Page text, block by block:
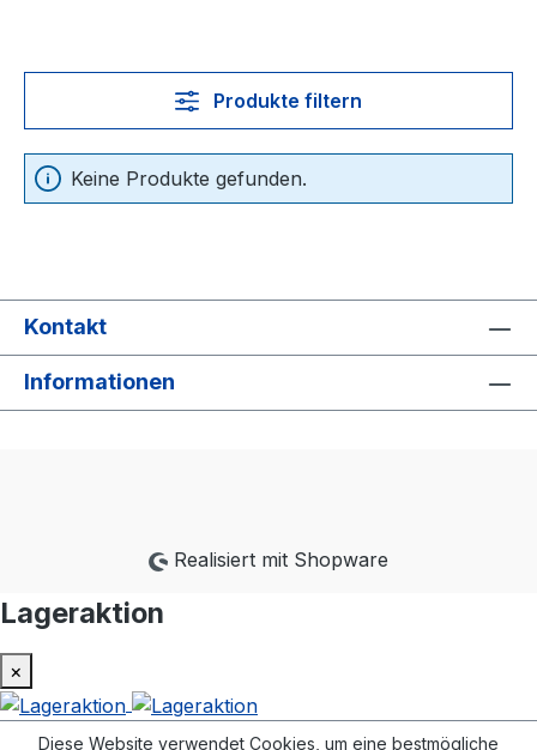
Produkte filtern
Keine Produkte gefunden.
Kontakt
Informationen
Realisiert mit Shopware
Diese Website verwendet Cookies, um eine bestmögliche
Lageraktion
×